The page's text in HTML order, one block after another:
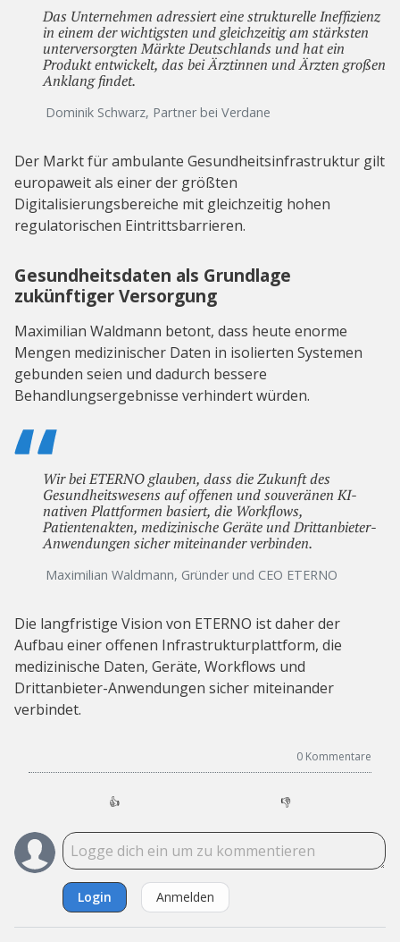
Das Unternehmen adressiert eine strukturelle Ineffizienz
in einem der wichtigsten und gleichzeitig am stärksten
unterversorgten Märkte Deutschlands und hat ein
Produkt entwickelt, das bei Ärztinnen und Ärzten großen
Anklang findet.
Dominik Schwarz, Partner bei Verdane
Der Markt für ambulante Gesundheitsinfrastruktur gilt
europaweit als einer der größten
Digitalisierungsbereiche mit gleichzeitig hohen
regulatorischen Eintrittsbarrieren.
Gesundheitsdaten als Grundlage
zukünftiger Versorgung
Maximilian Waldmann betont, dass heute enorme
Mengen medizinischer Daten in isolierten Systemen
gebunden seien und dadurch bessere
Behandlungsergebnisse verhindert würden.
Wir bei ETERNO glauben, dass die Zukunft des
Gesundheitswesens auf offenen und souveränen KI-
nativen Plattformen basiert, die Workflows,
Patientenakten, medizinische Geräte und Drittanbieter-
Anwendungen sicher miteinander verbinden.
Maximilian Waldmann, Gründer und CEO ETERNO
Die langfristige Vision von ETERNO ist daher der
Aufbau einer offenen Infrastrukturplattform, die
medizinische Daten, Geräte, Workflows und
Drittanbieter-Anwendungen sicher miteinander
verbindet.
0 Kommentare
👍 👎
Login Anmelden